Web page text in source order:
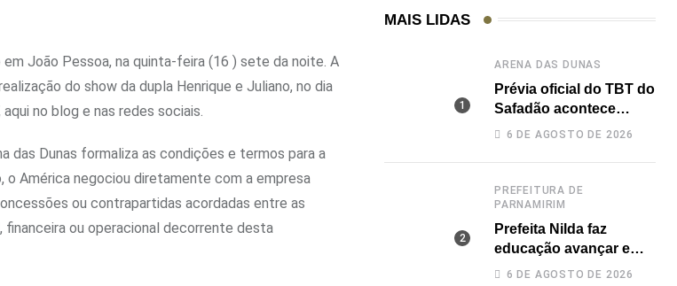
João Pessoa, na quinta-feira (16 ) sete da noite. A
do show da dupla Henrique e Juliano, no dia
no blog e nas redes sociais.
Dunas formaliza as condições e termos para a
o América negociou diretamente com a empresa
ou contrapartidas acordadas entre as
ou operacional decorrente desta
MAIS LIDAS
ARENA DAS DUNAS
Prévia oficial do TBT do
Safadão acontece
nesta sexta no Rooftop
6 DE AGOSTO DE 2026
PREFEITURA DE
PARNAMIRIM
Prefeita Nilda faz
educação avançar e
leva Parnamirim ao
6 DE AGOSTO DE 2026